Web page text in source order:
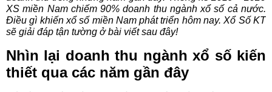
XS miền Nam chiếm 90% doanh thu ngành xổ số cả nước.
Điều gì khiến xổ số miền Nam phát triển hôm nay. Xổ Số KT
sẽ giải đáp tận tường ở bài viết sau đây!
Nhìn lại doanh thu ngành xổ số kiến
thiết qua các năm gần đây